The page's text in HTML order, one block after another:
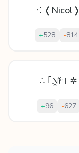
⁖ ❬Nicol❭
+528 -814
∴ ｢Ṋĭᶜ｣ ✲
+96 -627